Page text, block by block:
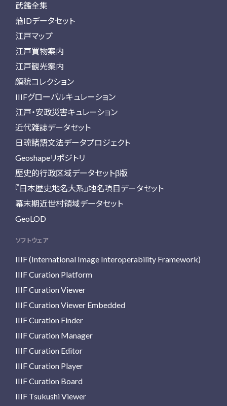
武鑑全集
藩IDデータセット
江戸マップ
江戸買物案内
江戸観光案内
顔貌コレクション
IIIFグローバルキュレーション
江戸・安政災害キュレーション
近代雑誌データセット
日琉諸語文法データプロジェクト
Geoshapeリポジトリ
歴史的行政区域データセットβ版
『日本歴史地名大系』地名項目データセット
幕末期近世村領域データセット
GeoLOD
ソフトウェア
IIIF (International Image Interoperability Framework)
IIIF Curation Platform
IIIF Curation Viewer
IIIF Curation Viewer Embedded
IIIF Curation Finder
IIIF Curation Manager
IIIF Curation Editor
IIIF Curation Player
IIIF Curation Board
IIIF Tsukushi Viewer